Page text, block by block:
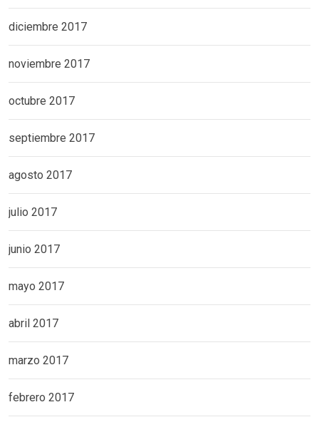
diciembre 2017
noviembre 2017
octubre 2017
septiembre 2017
agosto 2017
julio 2017
junio 2017
mayo 2017
abril 2017
marzo 2017
febrero 2017